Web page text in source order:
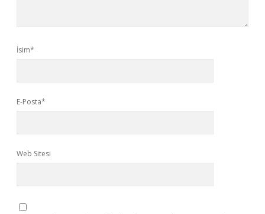
İsim*
E-Posta*
Web Sitesi